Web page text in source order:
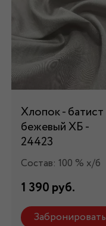
Хлопок - батист
бежевый ХБ -
24423
Состав: 100 % х/б
1 390 руб.
Забронировать